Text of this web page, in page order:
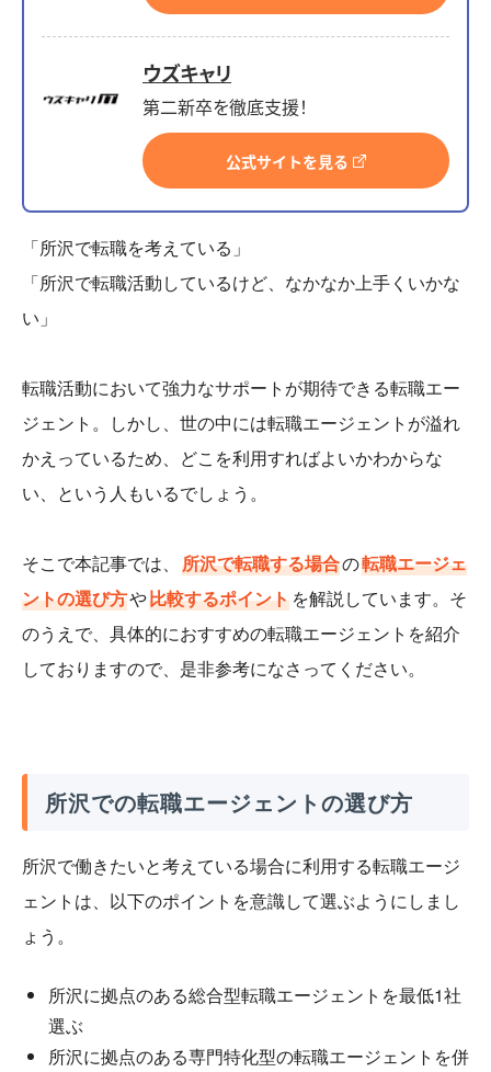
ウズキャリ
第二新卒を徹底支援！
公式サイトを見る
「所沢で転職を考えている」
「所沢で転職活動しているけど、なかなか上手くいかな
い」
転職活動において強力なサポートが期待できる転職エー
ジェント。しかし、世の中には転職エージェントが溢れ
かえっているため、どこを利用すればよいかわからな
い、という人もいるでしょう。
そこで本記事では、 所沢で転職する場合の転職エージェ
ントの選び方や比較するポイントを解説しています。そ
のうえで、具体的におすすめの転職エージェントを紹介
しておりますので、是非参考になさってください。
所沢での転職エージェントの選び方
所沢で働きたいと考えている場合に利用する転職エージ
ェントは、以下のポイントを意識して選ぶようにしまし
ょう。
所沢に拠点のある総合型転職エージェントを最低1社
選ぶ
所沢に拠点のある専門特化型の転職エージェントを併